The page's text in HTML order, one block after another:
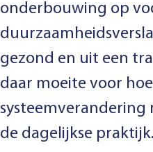
onderbouwing op
gezond en uit een
daar moeite voor
de dagelijkse praktijk.